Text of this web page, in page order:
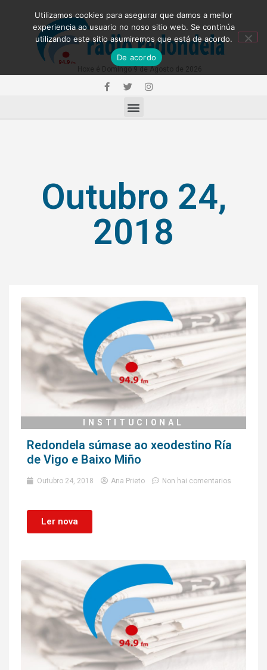
Outubro 24,
2018
INSTITUCIONAL
Redondela súmase ao xeodestino Ría
de Vigo e Baixo Miño
Outubro 24, 2018 Ana Prieto Non hai comentarios
Ler nova
Utilizamos cookies para asegurar que damos a mellor
experiencia ao usuario no noso sitio web. Se continúa
utilizando este sitio asumiremos que está de acordo.
De acordo